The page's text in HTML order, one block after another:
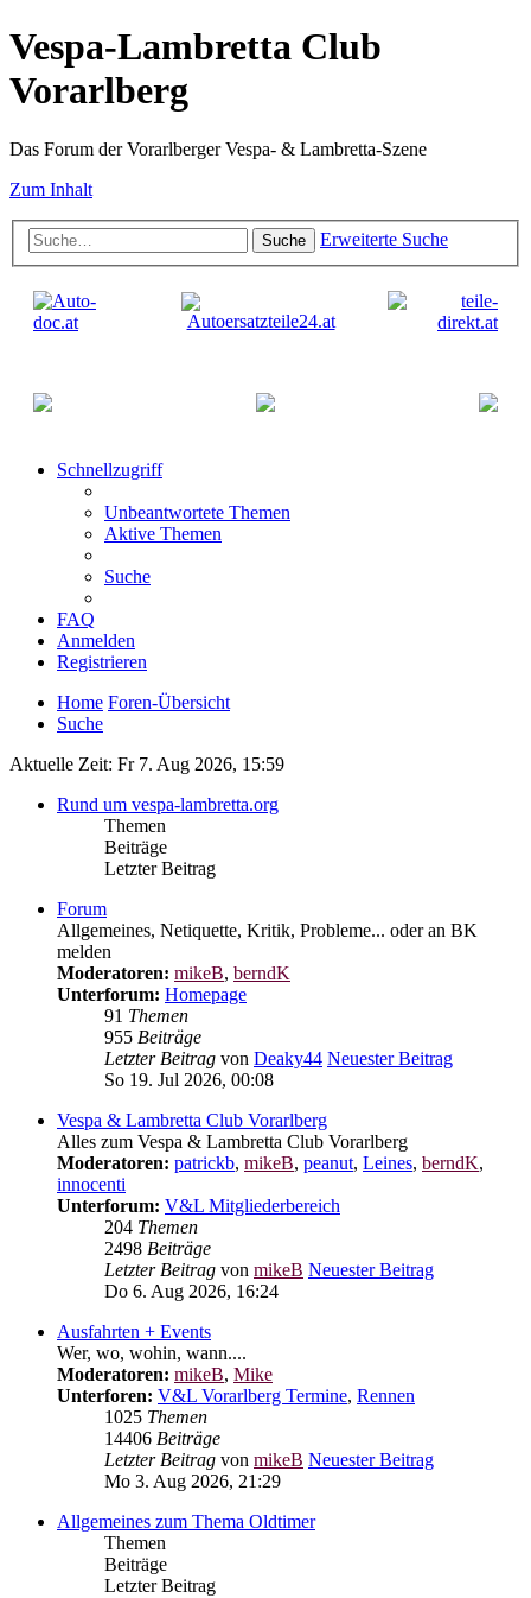
Vespa-Lambretta Club
Vorarlberg
Das Forum der Vorarlberger Vespa- & Lambretta-Szene
Zum Inhalt
Suche Erweiterte Suche
Schnellzugriff
Unbeantwortete Themen
Aktive Themen
Suche
FAQ
Anmelden
Registrieren
Home Foren-Übersicht
Suche
Aktuelle Zeit: Fr 7. Aug 2026, 15:59
Rund um vespa-lambretta.org
Themen
Beiträge
Letzter Beitrag
Forum
Allgemeines, Netiquette, Kritik, Probleme... oder an BK
melden
Moderatoren: mikeB, berndK
Unterforum: Homepage
91 Themen
955 Beiträge
Letzter Beitrag von Deaky44 Neuester Beitrag
So 19. Jul 2026, 00:08
Vespa & Lambretta Club Vorarlberg
Alles zum Vespa & Lambretta Club Vorarlberg
Moderatoren: patrickb, mikeB, peanut, Leines, berndK,
innocenti
Unterforum: V&L Mitgliederbereich
204 Themen
2498 Beiträge
Letzter Beitrag von mikeB Neuester Beitrag
Do 6. Aug 2026, 16:24
Ausfahrten + Events
Wer, wo, wohin, wann....
Moderatoren: mikeB, Mike
Unterforen: V&L Vorarlberg Termine, Rennen
1025 Themen
14406 Beiträge
Letzter Beitrag von mikeB Neuester Beitrag
Mo 3. Aug 2026, 21:29
Allgemeines zum Thema Oldtimer
Themen
Beiträge
Letzter Beitrag